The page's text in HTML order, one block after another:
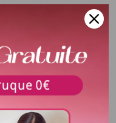
Humains
lisse avec frange